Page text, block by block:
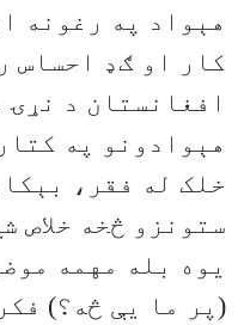
هېواد په رغونه
کار او ګډ احساس
افغانستان د نړۍ
هېوادونو په
خلک له فقر،
ستونزو څخه خلاص
یوه بله مهمه
(پر ما یې څه؟)